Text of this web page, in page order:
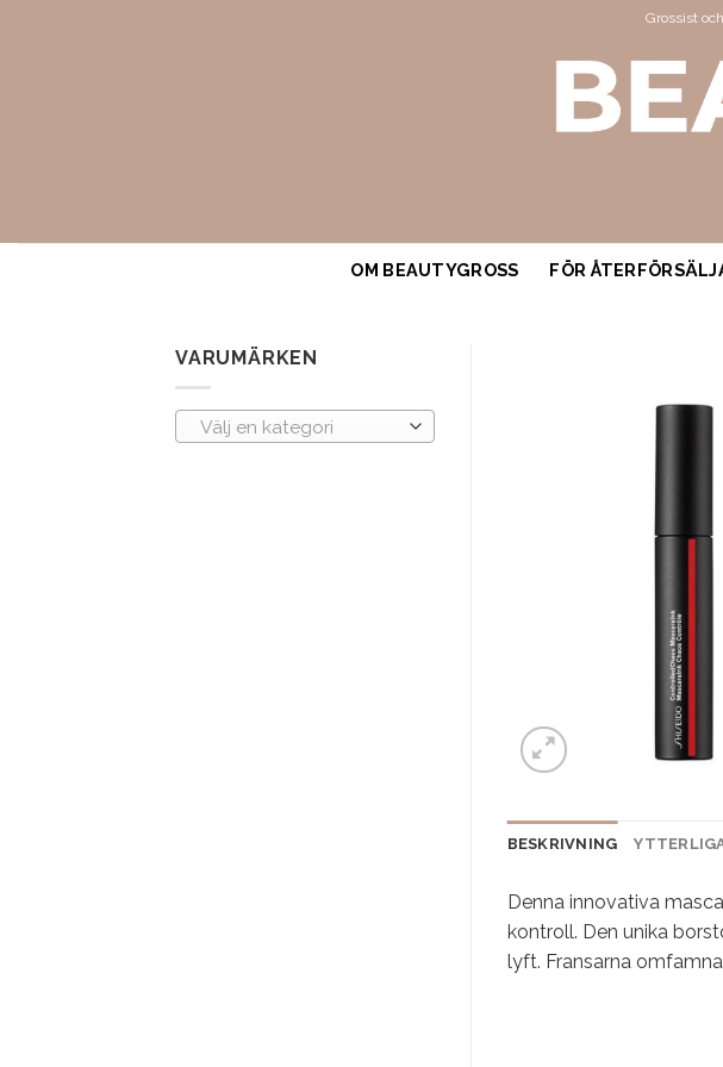
Grossist
OM BEAUTYGROSS FÖR
VARUMÄRKEN
Välj en kategori
BESKRIVNING
Denna innovativa
kontroll. Den unika
lyft. Fransarna